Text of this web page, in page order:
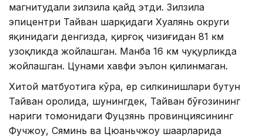
магнитудали зилзила қайд этди. Зилзила
эпицентри Тайван шарқидаги Хуалянь округи
яқинидаги денгизда, қирғоқ чизиғидан 81 км
узоқликда жойлашган. Манба 16 км чуқурликда
жойлашган. Цунами хавфи эълон қилинмаган.
Хитой матбуотига кўра, ер силкинишлари бутун
Тайван оролида, шунингдек, Тайван бўғозининг
нариги томонидаги Фуцзянь провинциясининг
Фучжоу, Сяминь ва Цюаньчжоу шаҳарларида